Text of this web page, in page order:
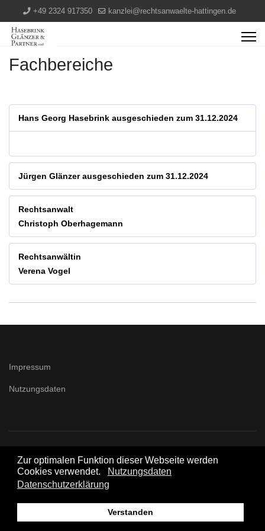
Zur optimalen Funktion dieser Webseite werden
Cookies verwendet.
Nutzungsdaten
Datenschutzerklärung
Verstanden
+49 2324 917350 kanzlei@rechtsanwaelte-hattingen.de
Fachbereiche
Hans Georg Hasebrink ausgeschieden zum 31.12.2024
Jürgen Glänzer ausgeschieden zum 31.12.2024
Rechtsanwalt
Christoph Oberhagemann
Rechtsanwältin
Verena Vogel
Impressum
Nutzungsdaten
© 2026 Rechtsanwälte Hasebrink, Glänzer & Partner mbB